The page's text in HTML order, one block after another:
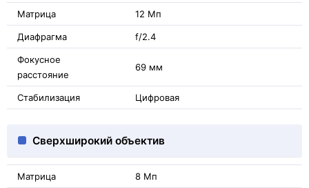
Матрица 12 Мп
Диафрагма f/2.4
Фокусное
расстояние
69 мм
Стабилизация Цифровая
Сверхширокий объектив
Матрица 8 Мп